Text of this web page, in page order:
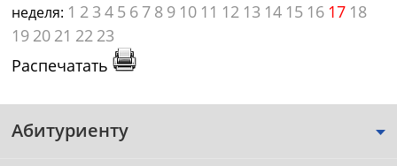
неделя: 1 2 3 4 5 6 7 8 9 10 11 12 13 14 15 16 17 18
19 20 21 22 23
Распечатать
Абитуриенту